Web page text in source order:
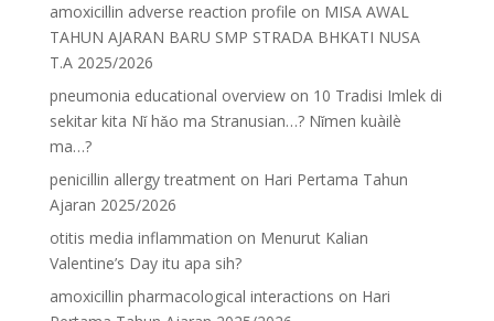
amoxicillin adverse reaction profile on MISA AWAL
TAHUN AJARAN BARU SMP STRADA BHKATI NUSA
T.A 2025/2026
pneumonia educational overviewon 10 Tradisi Imlek di
sekitar kita Nǐ hǎo ma Stranusian…? Nǐmen kuàilè
ma…?
penicillin allergy treatmenton Hari Pertama Tahun
Ajaran 2025/2026
otitis media inflammation on Menurut Kalian
Valentine’s Day itu apa sih?
amoxicillin pharmacological interactions on Hari